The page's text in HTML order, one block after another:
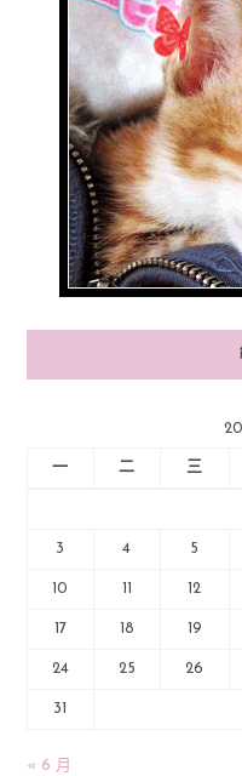
一 二 三
3 4 5
10 11 12
17 18 19
24 25 26
31
« 6 月